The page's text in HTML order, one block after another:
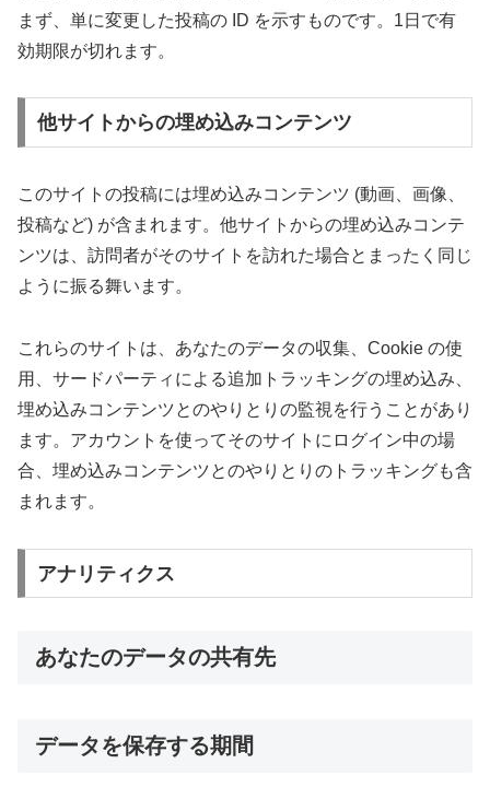
まず、単に変更した投稿の ID を示すものです。1日で有
効期限が切れます。
他サイトからの埋め込みコンテンツ
このサイトの投稿には埋め込みコンテンツ (動画、画像、
投稿など) が含まれます。他サイトからの埋め込みコンテ
ンツは、訪問者がそのサイトを訪れた場合とまったく同じ
ように振る舞います。
これらのサイトは、あなたのデータの収集、Cookie の使
用、サードパーティによる追加トラッキングの埋め込み、
埋め込みコンテンツとのやりとりの監視を行うことがあり
ます。アカウントを使ってそのサイトにログイン中の場
合、埋め込みコンテンツとのやりとりのトラッキングも含
まれます。
アナリティクス
あなたのデータの共有先
データを保存する期間